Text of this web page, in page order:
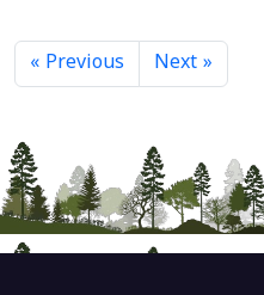
« Previous Next »